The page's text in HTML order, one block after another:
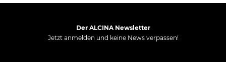
Der ALCINA Newsletter
Jetzt anmelden und keine News verpassen!